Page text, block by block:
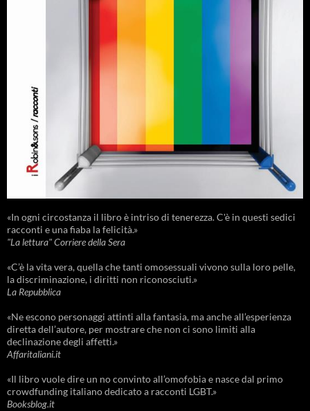
«In ogni circostanza il libro è intriso di tenerezza. C'è in questi sedici
racconti e una fiaba la felicità.»
"La lettura" Corriere della Sera
«C’è la vita vera, quella che tanti omosessuali vivono sulla loro pelle,
la discriminazione, i diritti non riconosciuti.»
La Repubblica
«Ne escono personaggi attinti alla fantasia, ma anche all’esperienza
diretta dell’autore, per mostrare che non ci sono limiti alla
declinazione degli affetti.»
Affaritaliani.it
«Il libro vuole dire un no convinto all’omofobia e nasce dal primo
crowdfunding italiano dedicato a racconti LGBT.»
Booksblog.it